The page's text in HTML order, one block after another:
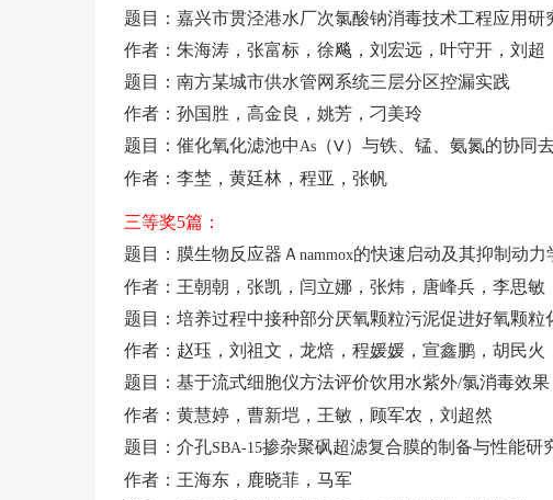
题目：嘉兴市贯泾港水厂次氯酸钠消毒技术工程应用研
作者：朱海涛，张富标，徐飚，刘宏远，叶守开，刘超
题目：南方某城市供水管网系统三层分区控漏实践
作者：孙国胜，高金良，姚芳，刁美玲
题目：催化氧化滤池中 As （Ⅴ）与铁、锰、氨氮的协同
作者：李埜，黄廷林，程亚，张帆
三等奖5篇：
题目：膜生物反应器Ａ nammox的快速启动及其抑制动力
作者：王朝朝，张凯，闫立娜，张炜，唐峰兵，李思敏
题目：培养过程中接种部分厌氧颗粒污泥促进好氧颗粒
作者：赵珏，刘祖文，龙焙，程媛媛，宣鑫鹏，胡民火
题目：基于流式细胞仪方法评价饮用水紫外/氯消毒效果
作者：黄慧婷，曹新垲，王敏，顾军农，刘超然
题目：介孔SBA-15掺杂聚砜超滤复合膜的制备与性能研
作者：王海东，鹿晓菲，马军